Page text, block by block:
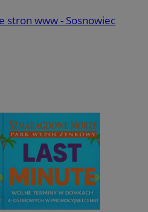
stron www - Sosnowiec